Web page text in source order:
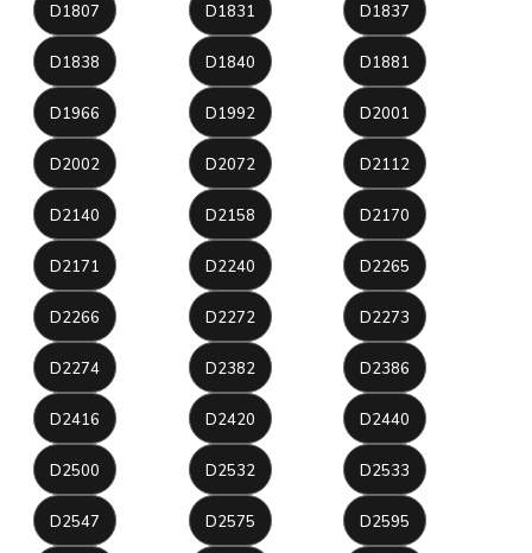
D1807 D1831 D1837
D1838 D1840 D1881
D1966 D1992 D2001
D2002 D2072 D2112
D2140 D2158 D2170
D2171 D2240 D2265
D2266 D2272 D2273
D2274 D2382 D2386
D2416 D2420 D2440
D2500 D2532 D2533
D2547 D2575 D2595